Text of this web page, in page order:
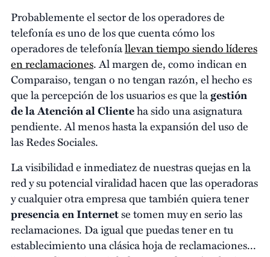
Probablemente el sector de los operadores de
telefonía es uno de los que cuenta cómo los
operadores de telefoníallevan tiempo siendo líderes
en reclamaciones. Al margen de, como indican en
Comparaiso, tengan o no tengan razón, el hecho es
que la percepción de los usuarios es que lagestión
de la Atención al Clienteha sido una asignatura
pendiente. Al menos hasta la expansión del uso de
las Redes Sociales.
La visibilidad e inmediatez de nuestras quejas en la
red y su potencial viralidad hacen que las operadoras
y cualquier otra empresa que también quiera tener
presencia en Internetse tomen muy en serio las
reclamaciones. Da igual que puedas tener en tu
establecimiento una clásica hoja de reclamaciones...